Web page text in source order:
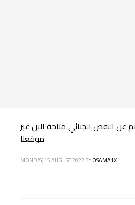
عن النقض الجنائي متاحة الآن عبر
موقعنا
MONDAY, 15 AUGUST 2022 BYOSAMA1X